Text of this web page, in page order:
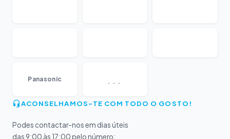
Panasonic ...
ACONSELHAMOS-TE COM TODO O GOSTO!
Podes contactar-nos em dias úteis
das 9:00 às 17:00 pelo número: